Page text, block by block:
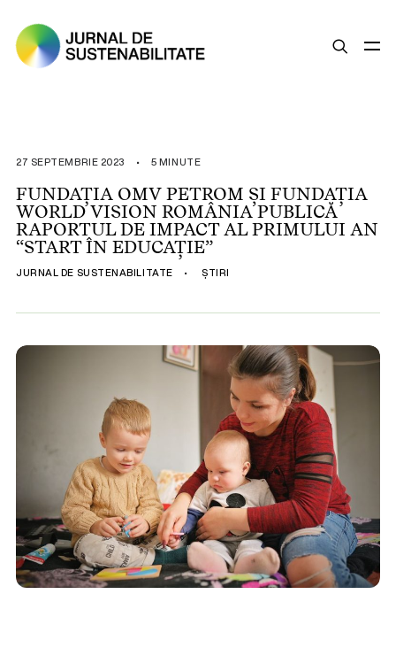
ȘTIRI
OPINII
ESG
LEGISLAȚIE
BUNE PRACTICI
27 SEPTEMBRIE 2023 • 5 MINUTE
FUNDAȚIA OMV PETROM ȘI FUNDAȚIA
WORLD VISION ROMÂNIA PUBLICĂ
RAPORTUL DE IMPACT AL PRIMULUI AN
“START ÎN EDUCAȚIE”
JURNAL DE SUSTENABILITATE • ȘTIRI